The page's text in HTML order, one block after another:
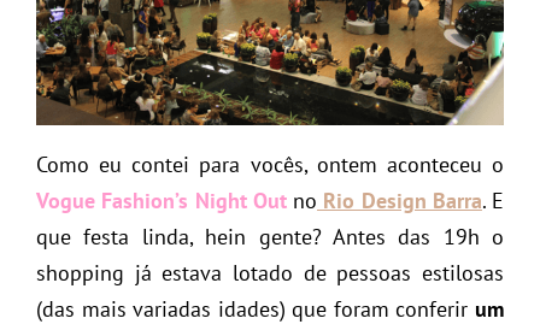
Como eu contei para vocês, ontem aconteceu o
Vogue Fashion’s Night Outno Rio Design Barra. E
que festa linda, hein gente? Antes das 19h o
shopping já estava lotado de pessoas estilosas
(das mais variadas idades) que foram conferir um